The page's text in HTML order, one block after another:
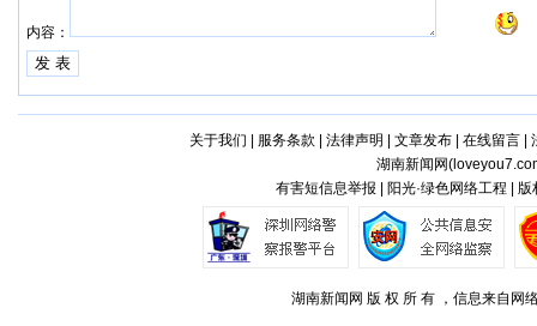
内容：
关于我们 服务条款 法律声明 文章发布| 在线留言|
湖南新闻网(
有害短信息举报 | 阳光·绿色网络工程 |
湖南新闻网 版 权 所 有 ，信息来自网